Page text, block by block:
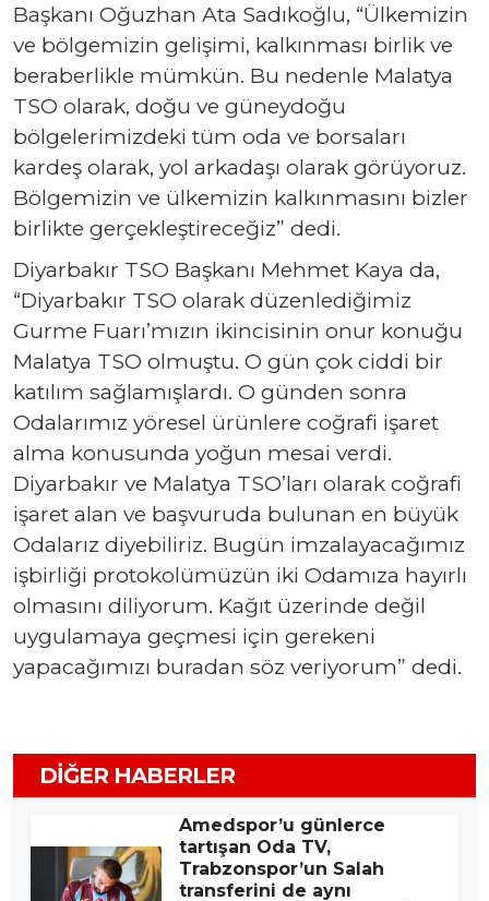
Başkanı Oğuzhan Ata Sadıkoğlu, “Ülkemizin
ve bölgemizin gelişimi, kalkınması birlik ve
beraberlikle mümkün. Bu nedenle Malatya
TSO olarak, doğu ve güneydoğu
bölgelerimizdeki tüm oda ve borsaları
kardeş olarak, yol arkadaşı olarak görüyoruz.
Bölgemizin ve ülkemizin kalkınmasını bizler
birlikte gerçekleştireceğiz” dedi.
Diyarbakır TSO Başkanı Mehmet Kaya da,
“Diyarbakır TSO olarak düzenlediğimiz
Gurme Fuarı’mızın ikincisinin onur konuğu
Malatya TSO olmuştu. O gün çok ciddi bir
katılım sağlamışlardı. O günden sonra
Odalarımız yöresel ürünlere coğrafi işaret
alma konusunda yoğun mesai verdi.
Diyarbakır ve Malatya TSO’ları olarak coğrafi
işaret alan ve başvuruda bulunan en büyük
Odalarız diyebiliriz. Bugün imzalayacağımız
işbirliği protokolümüzün iki Odamıza hayırlı
olmasını diliyorum. Kağıt üzerinde değil
uygulamaya geçmesi için gerekeni
yapacağımızı buradan söz veriyorum” dedi.
DIĞER HABERLER
Amedspor’u günlerce
tartışan Oda TV,
Trabzonspor’un Salah
transferini de aynı